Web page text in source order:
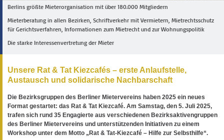
Berlins größte Mieterorganisation mit über 180.000 Mitgliedern
Mieterberatung in allen Bezirken, Schriftverkehr mit Vermietern, Mietrechtsschutz
für Gerichtsverfahren, Informationen zum Mietrecht und zur Wohnungspolitik
Die starke Interessenvertretung der Mieter
Unsere Rat & Tat Kiezcafés – erste Anlaufstelle,
Austausch und solidarische Nachbarschaft
Die Bezirksgruppen des Berliner Mietervereins haben 2025 ein neues
Format gestartet: das Rat & Tat Kiezcafé. Am Samstag, den 5. Juli 2025,
trafen sich rund 35 Engagierte aus verschiedenen Bezirksaktivengruppen
des Berliner Mietervereins und unterstützenden Initiativen zu einem
Workshop unter dem Motto „Rat & Tat-Kiezcafé – Hilfe zur Selbsthilfe“.